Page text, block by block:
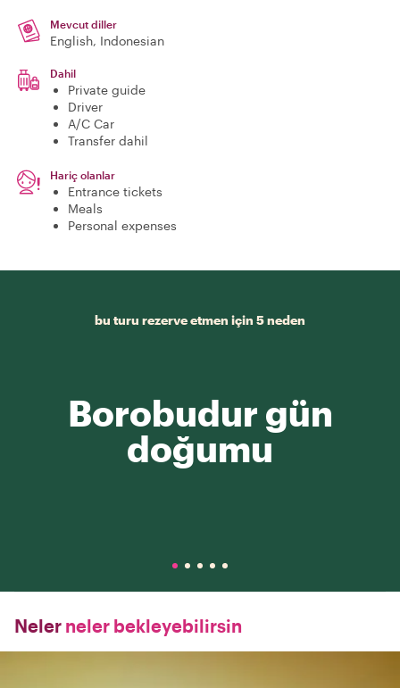
Mevcut diller
English, Indonesian
Dahil
Private guide
Driver
A/C Car
Transfer dahil
Hariç olanlar
Entrance tickets
Meals
Personal expenses
bu turu rezerve etmen için 5 neden
Borobudur gün
doğumu
Neler neler bekleyebilirsin